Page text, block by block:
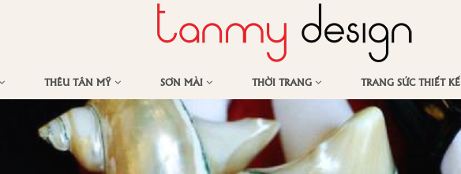
THÊU TÂN MỸ SƠN MÀI THỜI TRANG
TRANG SỨC THIẾT